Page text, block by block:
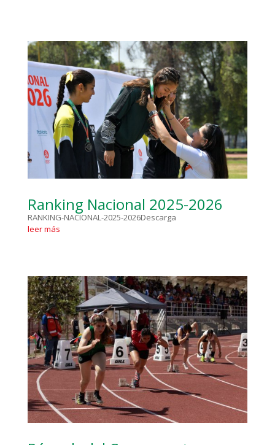
Ranking Nacional 2025-2026
RANKING-NACIONAL-2025-2026Descarga
leer más